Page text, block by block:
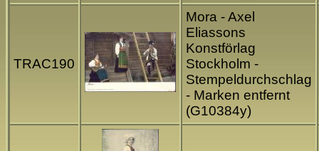
TRAC190
Mora - Axel
Eliassons
Konstförlag
Stockholm -
Stempeldurchschlag
- Marken entfernt
(G10384y)